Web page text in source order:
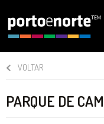
VOLTAR
PARQUE DE